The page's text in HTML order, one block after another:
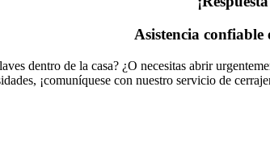
Asistencia confiable
dentro de la casa? ¿O necesitas abrir
¡comuníquese con nuestro servicio de